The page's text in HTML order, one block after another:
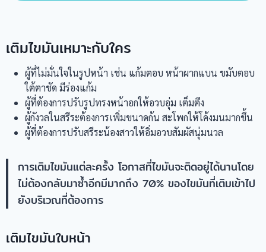
เติมไขมันเหมาะกับใคร
ผู้ที่ไม่มั่นใจในรูปหน้า เช่น แก้มตอบ หน้าผากแบน ขมับตอบ
ใต้ตาชัด มีร่องแก้ม
ผู้ที่ต้องการปรับรูปทรงหน้าอกให้อวบอุ่ม เต็มตึง
ผู้กังวลในสรีระต้องการเพิ่มขนาดก้น สะโพกให้โค้งมนมากขึ้น
ผู้ที่ต้องการปรับสรีระน้องสาวให้อิ่มอวบสัมผัสนุ่มนวล
การเติมไขมันแต่ละครั้ง โอกาสที่ไขมันจะติดอยู่ได้นานโดย
ไม่ต้องกลับมาซ้ำอีกมีมากถึง 70% ของไขมันที่เติมเข้าไป
ยังบริเวณที่ต้องการ
เติมไขมันใบหน้า